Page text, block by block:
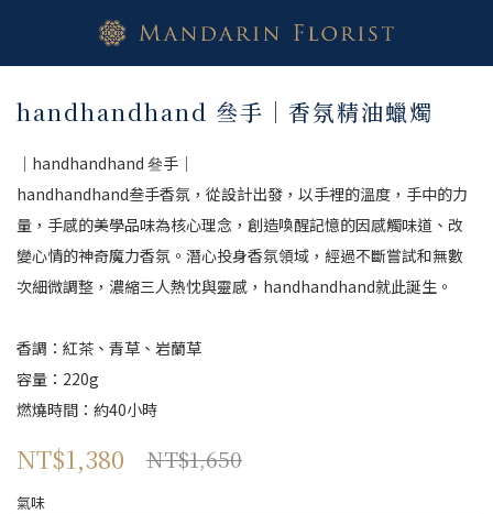
handhandhand 叄手｜香氛精油蠟燭
｜handhandhand 叄手｜
handhandhand叁手香氛，從設計出發，以手裡的溫度，手中的力
量，手感的美學品味為核心理念，創造喚醒記憶的因感觸味道、改
變心情的神奇魔力香氛。潛心投身香氛領域，經過不斷嘗試和無數
次細微調整，濃縮三人熱忱與靈感，handhandhand就此誕生。
香調：紅茶、青草、岩蘭草
容量：220g
燃燒時間：約40小時
NT$1,380 NT$1,650
氣味